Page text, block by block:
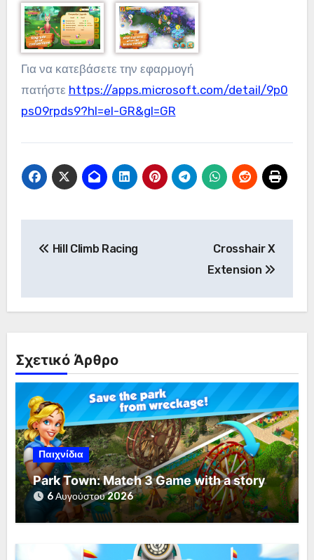
Για να κατεβάσετε την εφαρμογή
πατήστε https://apps.microsoft.com/detail/9p0
ps09rpds9?hl=el-GR&gl=GR
άρθρων
Hill Climb Racing
Crosshair X
Extension
Σχετικό Άρθρο
Παιχνίδια
Park Town: Match 3 Game with a story
6 Αυγούστου 2026